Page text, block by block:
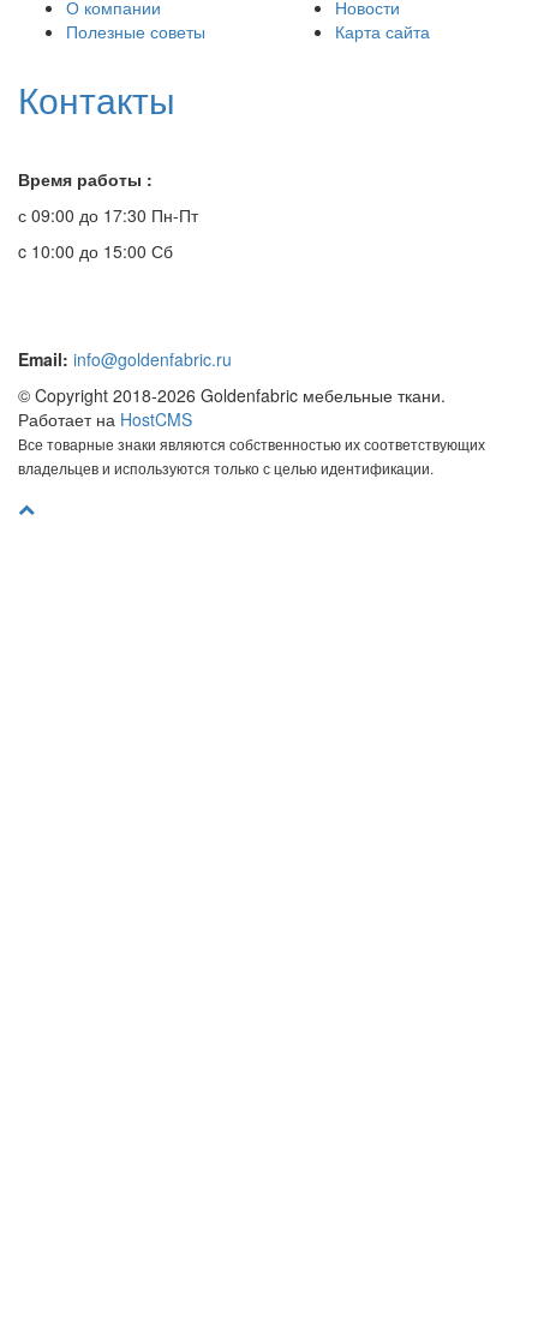
О компании
Полезные советы
Новости
Карта сайта
Контакты
Время работы :
с 09:00 до 17:30 Пн-Пт
c 10:00 до 15:00 Сб
Email: info@goldenfabric.ru
© Copyright 2018-2026 Goldenfabric мебельные ткани.
Работает на HostCMS
Все товарные знаки являются собственностью их соответствующих
владельцев и используются только с целью идентификации.